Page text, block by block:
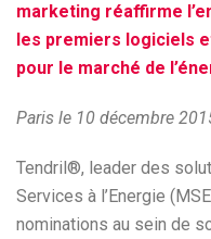
marketing réaffirme
les premiers logiciels
pour le marché de
Paris le 10 décembre
Tendril®, leader des
Services à l’Energie
nominations au sein de